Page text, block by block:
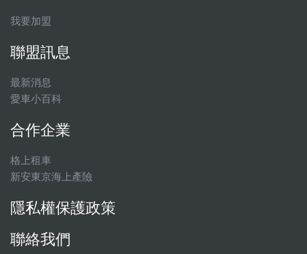
我要加盟
聯盟訊息
最新消息
愛車小百科
合作企業
格上租車
新安東京海上產險
隱私權保護政策
聯絡我們